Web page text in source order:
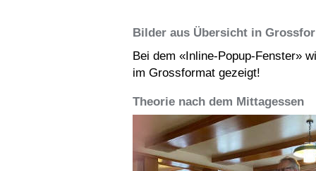
Bilder aus Übersicht in
Bei dem «Inline-Popup-Fenster»
im Grossformat gezeigt!
Theorie nach dem Mittagessen